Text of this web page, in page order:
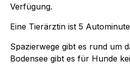
Verfügung.
Eine Tierärztin ist 5
Spazierwege gibt es rund um
Bodensee gibt es für Hunde